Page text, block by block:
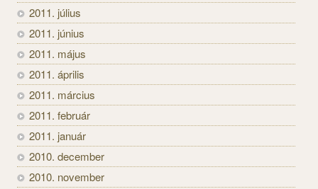
2011. július
2011. június
2011. május
2011. április
2011. március
2011. február
2011. január
2010. december
2010. november